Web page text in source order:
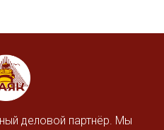
деловой партнёр. Мы